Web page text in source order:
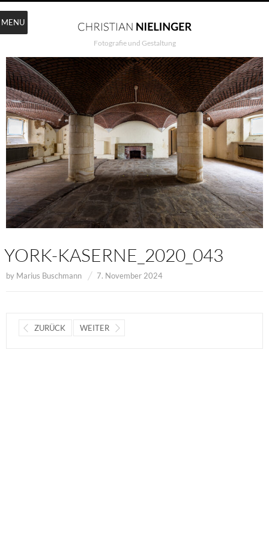
Fotografie und Gestaltung
YORK-KASERNE_2020_043
by Marius Buschmann 7. November 2024
ZURÜCK WEITER
MENU